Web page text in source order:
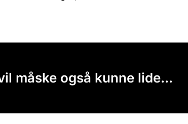
måske også kunne lide...